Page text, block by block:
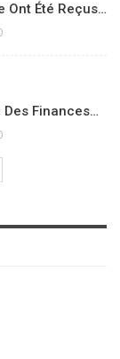
Ont Été Reçus…
Finances…